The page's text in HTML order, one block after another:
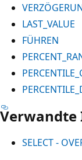
LAST_VALUE
FÜHREN
SELECT -